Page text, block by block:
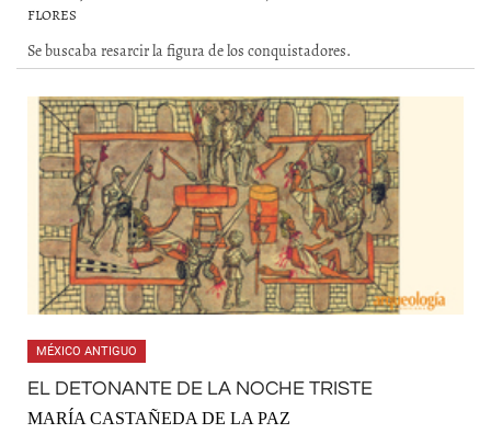
FLORES
Se buscaba resarcir la figura de los conquistadores.
MÉXICO ANTIGUO
EL DETONANTE DE LA NOCHE TRISTE
MARÍA CASTAÑEDA DE LA PAZ